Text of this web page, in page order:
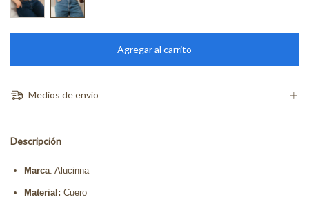
Medios de envío
Descripción
Marca: Alucinna
Material: Cuero